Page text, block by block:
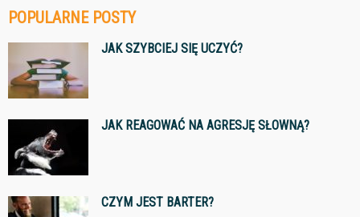
POPULARNE POSTY
JAK SZYBCIEJ SIĘ UCZYĆ?
JAK REAGOWAĆ NA AGRESJĘ SŁOWNĄ?
CZYM JEST BARTER?